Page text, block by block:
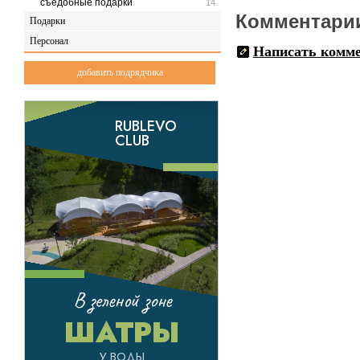
14
съедобные подарки
Подарки
Персонал
добавить подрядчика
Написать